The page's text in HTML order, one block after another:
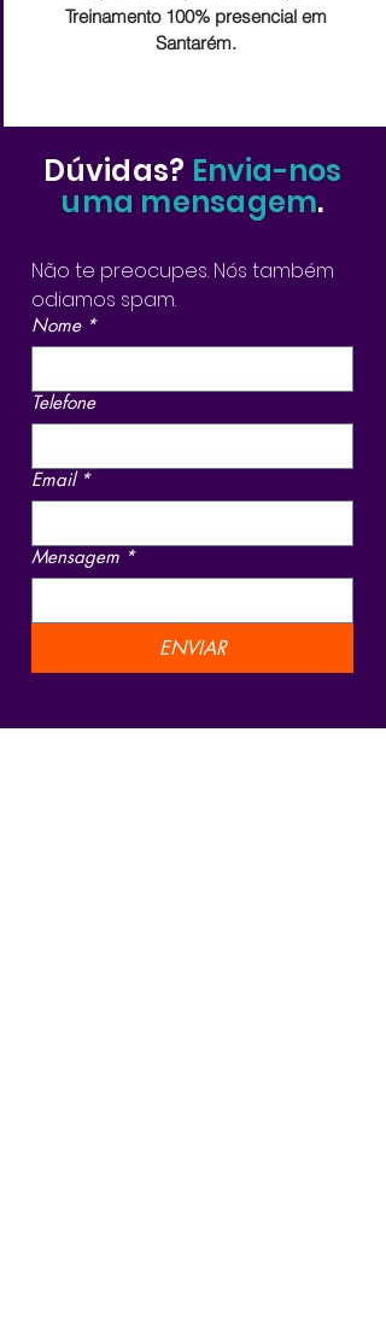
Treinamento 100% presencial em
Santarém.
Dúvidas? Envia-nos
uma mensagem.
Não te preocupes. Nós também
odiamos spam.
Nome *
Telefone
Email *
Mensagem *
ENVIAR